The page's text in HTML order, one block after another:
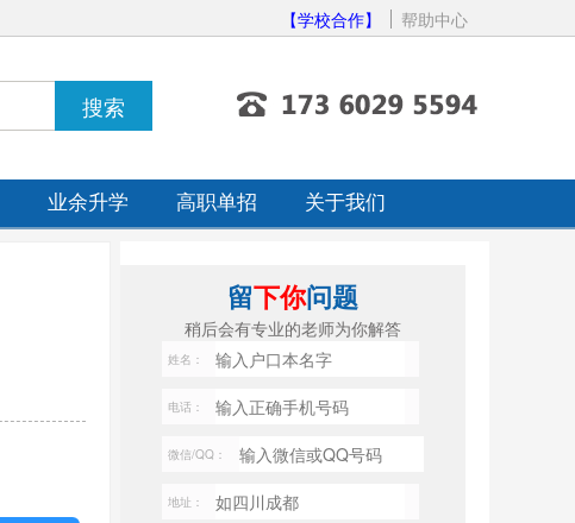
【学校合作】 帮助中心
业余升学 高职单招 关于我们
留下你问题
稍后会有专业的老师为你解答
姓名：
电话：
微信/QQ：
地址：